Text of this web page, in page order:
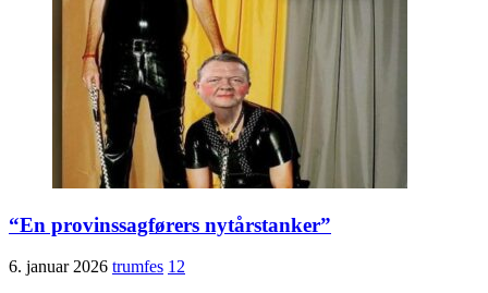
“En provinssagførers nytårstanker”
6. januar 2026 trumfes 12